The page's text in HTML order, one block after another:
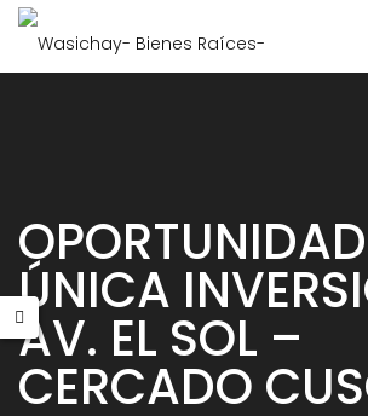
OPORTUNIDAD
ÚNICA
AV. EL SOL –
CERCADO